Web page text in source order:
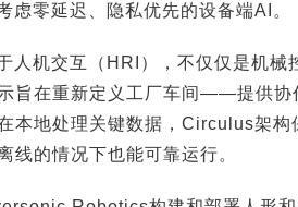
虑零延迟、隐私优先的设备端AI。
人机交互（HRI），不仅仅是机械
旨在重新定义工厂车间——提供协
本地处理关键数据，Circulus架
线的情况下也能可靠运行。